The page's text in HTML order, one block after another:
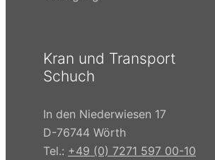
Kran und Transport
Schuch
In den Niederwiesen 17
D-76744 Wörth
Tel.: +49 (0) 7271 597 00-10